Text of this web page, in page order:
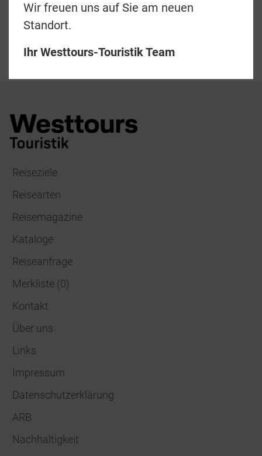
Reiseziele
Reisearten
Reisemagazine
Kataloge
Reiseanfrage
Merkliste (0)
Kontakt
Über uns
Links
Impressum
Datenschutzerklärung
ARB
Nachhaltigkeit
Wir freuen uns auf Sie am neuen
Standort.
Ihr Westtours-Touristik Team